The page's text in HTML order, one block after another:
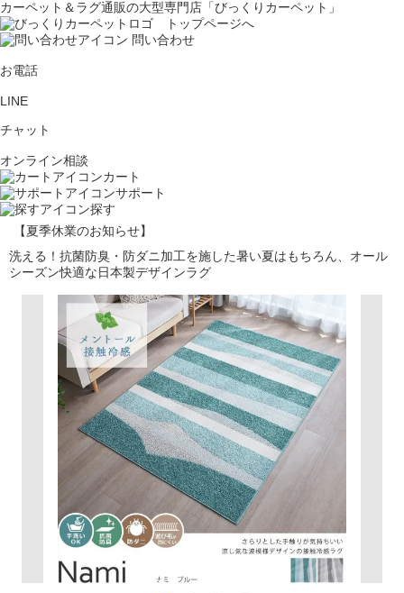
カーペット＆ラグ通販の大型専門店「びっくりカーペット」
問い合わせ
お電話
LINE
チャット
オンライン相談
カート
サポート
探す
【夏季休業のお知らせ】
洗える！抗菌防臭・防ダニ加工を施した暑い夏はもちろん、オール
シーズン快適な日本製デザインラグ